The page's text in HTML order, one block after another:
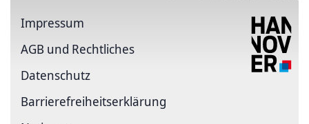
Impressum
AGB und Rechtliches
Datenschutz
Barriere­freiheits­erklärung